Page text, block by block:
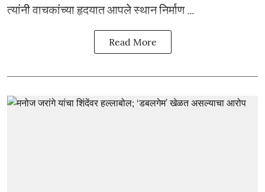
त्यांनी वाचकांच्या हृदयात आपले स्थान निर्माण ...
Read More